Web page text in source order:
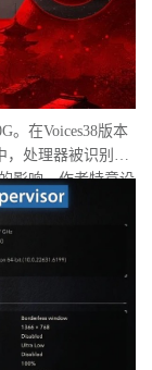
。在Voices38版本
处理器被识别为
影响，作者特意设
。两项测试均在相
性（VBS）均已关
启。